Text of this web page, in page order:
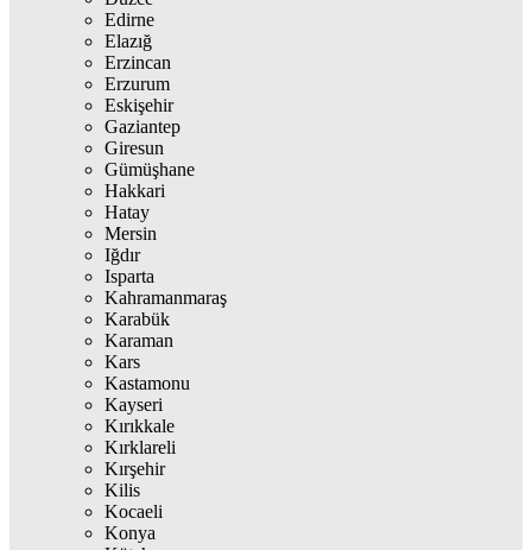
Edirne
Elazığ
Erzincan
Erzurum
Eskişehir
Gaziantep
Giresun
Gümüşhane
Hakkari
Hatay
Mersin
Iğdır
Isparta
Kahramanmaraş
Karabük
Karaman
Kars
Kastamonu
Kayseri
Kırıkkale
Kırklareli
Kırşehir
Kilis
Kocaeli
Konya